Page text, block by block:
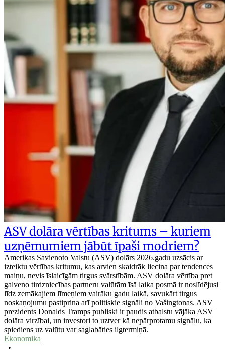
ASV dolāra vērtības kritums – kuriem
uzņēmumiem jābūt īpaši modriem?
Amerikas Savienoto Valstu (ASV) dolārs 2026.gadu uzsācis ar
izteiktu vērtības kritumu, kas arvien skaidrāk liecina par tendences
maiņu, nevis īslaicīgām tirgus svārstībām. ASV dolāra vērtība pret
galveno tirdzniecības partneru valūtām īsā laika posmā ir noslīdējusi
līdz zemākajiem līmeņiem vairāku gadu laikā, savukārt tirgus
noskaņojumu pastiprina arī politiskie signāli no Vašingtonas. ASV
prezidents Donalds Tramps publiski ir paudis atbalstu vājāka ASV
dolāra virzībai, un investori to uztver kā nepārprotamu signālu, ka
spiediens uz valūtu var saglabāties ilgtermiņā.
Ekonomika
•